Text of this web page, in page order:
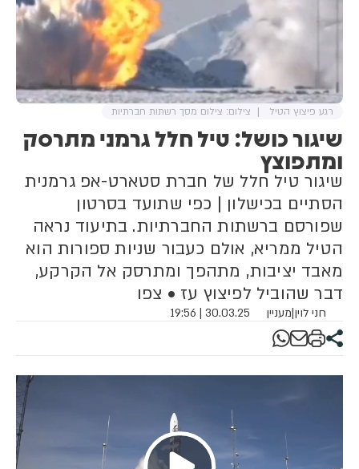
שיגור כושל: טיל חלל גרמני מתרסק
ומתפוצץ
שיגור טיל חלל של חברת סטארט-אפ גרמנית
הסתיים בכישלון | כפי שתועד בסרטון
שפורסם ברשתות החברתיות. בתיעוד נראה
הטיל ממריא, אולם כעבור שניות ספורות הוא
מאבד יציבות, מתהפך ומתרסק אל הקרקע,
דבר שהוביל לפיצוץ עז • צפו
חני לוין|מעניין 30.03.25 | 19:56
רגע פיצוץ הטיל צילום: צילום מסך רשתות חברתיות